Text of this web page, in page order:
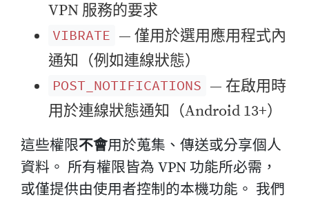
VPN 服務的要求
VIBRATE — 僅用於選用應用程式內
通知（例如連線狀態）
POST_NOTIFICATIONS — 在啟用時
用於連線狀態通知（Android 13+）
這些權限不會用於蒐集、傳送或分享個人
資料。 所有權限皆為 VPN 功能所必需，
或僅提供由使用者控制的本機功能。 我們